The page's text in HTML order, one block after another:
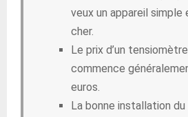
veux un appareil
cher.
Le prix d’un
commence
euros.
La bonne installation